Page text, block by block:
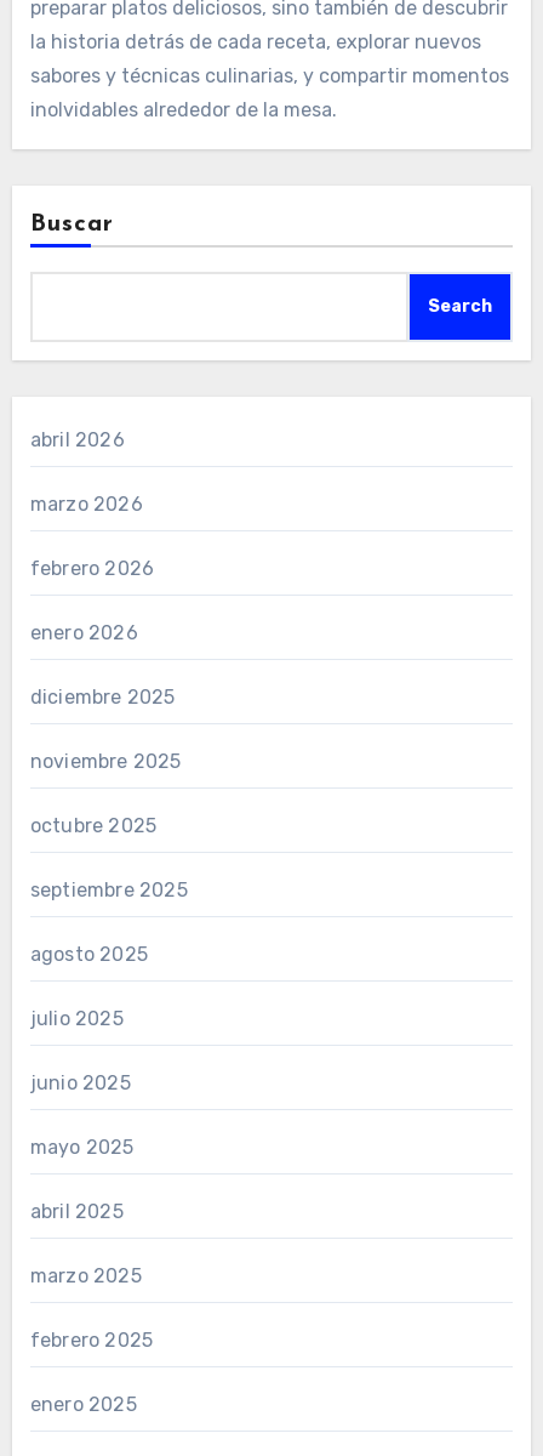
preparar platos deliciosos, sino también de descubrir
la historia detrás de cada receta, explorar nuevos
sabores y técnicas culinarias, y compartir momentos
inolvidables alrededor de la mesa.
Buscar
Search
abril 2026
marzo 2026
febrero 2026
enero 2026
diciembre 2025
noviembre 2025
octubre 2025
septiembre 2025
agosto 2025
julio 2025
junio 2025
mayo 2025
abril 2025
marzo 2025
febrero 2025
enero 2025